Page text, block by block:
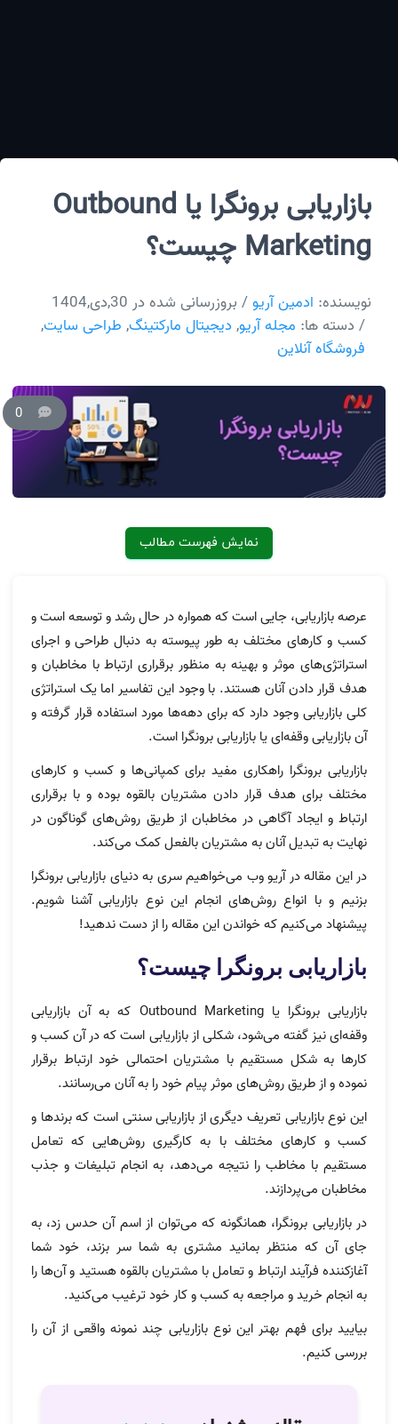
بازاریابی برونگرا یا Outbound
Marketing چیست؟
نویسنده: ادمین آریو/ بروزرسانی شده در 30,دی,1404
/ دسته ها: مجله آریو,دیجیتال مارکتینگ, طراحی سایت,
فروشگاه آنلاین
0
نمایش فهرست مطالب
عرصه بازاریابی، جایی است که همواره در حال رشد و توسعه است و
کسب و کارهای مختلف به طور پیوسته به دنبال طراحی و اجرای
استراتژی‌های موثر و بهینه به منظور برقراری ارتباط با مخاطبان و
هدف قرار دادن آنان هستند. با وجود این تفاسیر اما یک استراتژی
کلی بازاریابی وجود دارد که برای دهه‌ها مورد استفاده قرار گرفته و
آن بازاریابی وقفه‌ای یا بازاریابی برونگرا است.
بازاریابی برونگرا راهکاری مفید برای کمپانی‌ها و کسب و کارهای
مختلف برای هدف قرار دادن مشتریان بالقوه بوده و با برقراری
ارتباط و ایجاد آگاهی در مخاطبان از طریق روش‌های گوناگون در
نهایت به تبدیل آنان به مشتریان بالفعل کمک می‌کند.
در این مقاله در آریو وب می‌خواهیم سری به دنیای بازاریابی برونگرا
بزنیم و با انواع روش‌های انجام این نوع بازاریابی آشنا شویم.
پیشنهاد می‌کنیم که خواندن این مقاله را از دست ندهید!
بازاریابی برونگرا چیست؟
بازاریابی برونگرا یا Outbound Marketing که به آن بازاریابی
وقفه‌ای نیز گفته می‌شود، شکلی از بازاریابی است که در آن کسب و
کارها به شکل مستقیم با مشتریان احتمالی خود ارتباط برقرار
نموده و از طریق روش‌های موثر پیام خود را به آنان می‌رسانند.
این نوع بازاریابی تعریف دیگری از بازاریابی سنتی است که برندها و
کسب و کارهای مختلف با به کارگیری روش‌هایی که تعامل
مستقیم با مخاطب را نتیجه می‌دهد، به انجام تبلیغات و جذب
مخاطبان می‌پردازند.
در بازاریابی برونگرا، همانگونه که می‌توان از اسم آن حدس زد، به
جای آن‌ که منتظر بمانید مشتری به شما سر بزند، خود شما
آغاز‌کننده فرآیند ارتباط و تعامل با مشتریان بالقوه هستید و آن‌ها را
به انجام خرید و مراجعه به کسب و کار خود ترغیب می‌کنید.
بیایید برای فهم بهتر این نوع بازاریابی چند نمونه واقعی از آن را
بررسی کنیم.